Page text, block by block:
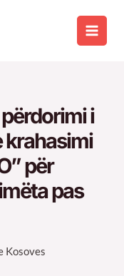
Main
i
krahasimi
për
pas
Kosoves